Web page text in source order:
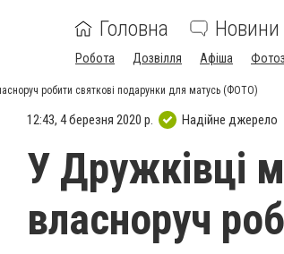
Головна Новини
Робота Дозвілля Афіша
робити святкові подарунки для матусь (ФОТО)
12:43, 4 березня 2020 р. Надійне джерело
У Дружківці
власноруч